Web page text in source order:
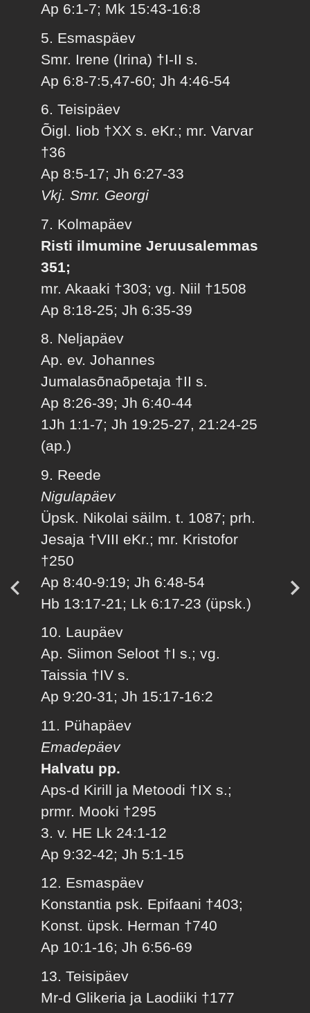
Ap 6:1-7; Mk 15:43-16:8
5. Esmaspäev
Smr. Irene (Irina) †I-II s.
Ap 6:8-7:5,47-60; Jh 4:46-54
6. Teisipäev
Õigl. Iiob †XX s. eKr.; mr. Varvar
†36
Ap 8:5-17; Jh 6:27-33
Vkj. Smr. Georgi
7. Kolmapäev
Risti ilmumine Jeruusalemmas
351;
mr. Akaaki †303; vg. Niil †1508
Ap 8:18-25; Jh 6:35-39
8. Neljapäev
Ap. ev. Johannes
Jumalasõnaõpetaja †II s.
Ap 8:26-39; Jh 6:40-44
1Jh 1:1-7; Jh 19:25-27, 21:24-25
(ap.)
9. Reede
Nigulapäev
Üpsk. Nikolai säilm. t. 1087; prh.
Jesaja †VIII eKr.; mr. Kristofor
†250
Ap 8:40-9:19; Jh 6:48-54
Hb 13:17-21; Lk 6:17-23 (üpsk.)
10. Laupäev
Ap. Siimon Seloot †I s.; vg.
Taissia †IV s.
Ap 9:20-31; Jh 15:17-16:2
11. Pühapäev
Emadepäev
Halvatu pp.
Aps-d Kirill ja Metoodi †IX s.;
prmr. Mooki †295
3. v. HE Lk 24:1-12
Ap 9:32-42; Jh 5:1-15
12. Esmaspäev
Konstantia psk. Epifaani †403;
Konst. üpsk. Herman †740
Ap 10:1-16; Jh 6:56-69
13. Teisipäev
Mr-d Glikeria ja Laodiiki †177